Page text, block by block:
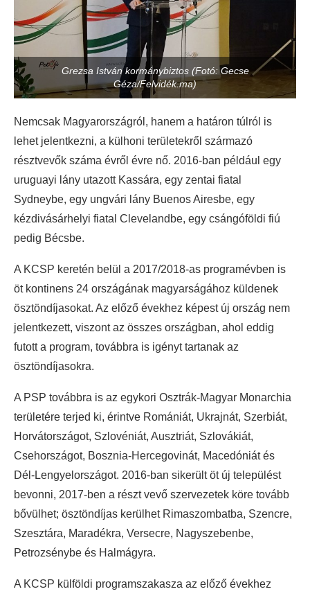
Grezsa István kormánybiztos (Fotó: Gecse
Géza/Felvidék.ma)
Nemcsak Magyarországról, hanem a határon túlról is
lehet jelentkezni, a külhoni területekről származó
résztvevők száma évről évre nő. 2016-ban például egy
uruguayi lány utazott Kassára, egy zentai fiatal
Sydneybe, egy ungvári lány Buenos Airesbe, egy
kézdivásárhelyi fiatal Clevelandbe, egy csángóföldi fiú
pedig Bécsbe.
A KCSP keretén belül a 2017/2018-as programévben is
öt kontinens 24 országának magyarságához küldenek
ösztöndíjasokat. Az előző évekhez képest új ország nem
jelentkezett, viszont az összes országban, ahol eddig
futott a program, továbbra is igényt tartanak az
ösztöndíjasokra.
A PSP továbbra is az egykori Osztrák-Magyar Monarchia
területére terjed ki, érintve Romániát, Ukrajnát, Szerbiát,
Horvátországot, Szlovéniát, Ausztriát, Szlovákiát,
Csehországot, Bosznia-Hercegovinát, Macedóniát és
Dél-Lengyelországot. 2016-ban sikerült öt új települést
bevonni, 2017-ben a részt vevő szervezetek köre tovább
bővülhet; ösztöndíjas kerülhet Rimaszombatba, Szencre,
Szesztára, Maradékra, Versecre, Nagyszebenbe,
Petrozsénybe és Halmágyra.
A KCSP külföldi programszakasza az előző évekhez